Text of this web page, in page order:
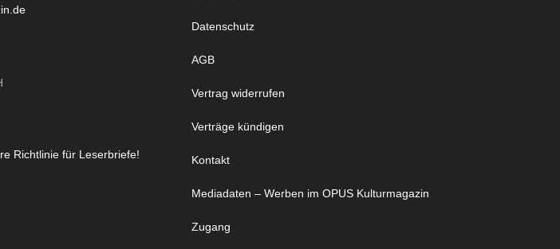
Richtlinie für Leserbriefe!
Datenschutz
AGB
Vertrag widerrufen
Verträge kündigen
Kontakt
Mediadaten – Werben im OPUS Kulturmagazin
Zugang